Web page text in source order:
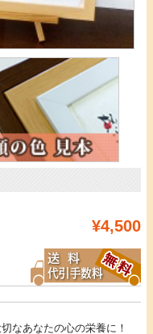
¥4,500
なあなたの心の栄養に！